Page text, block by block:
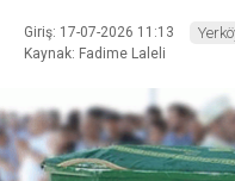
Giriş: 17-07-2026 11:13
Kaynak: Fadime Laleli